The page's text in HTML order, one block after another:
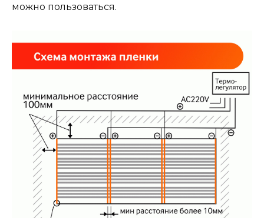
можно пользоваться.